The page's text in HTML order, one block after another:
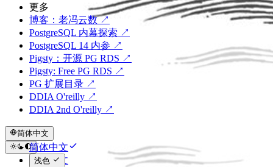
更多
博客：老冯云数 ↗
PostgreSQL 内幕探索 ↗
PostgreSQL 14 内参 ↗
Pigsty：开源 PG RDS ↗
Pigsty: Free PG RDS ↗
PG 扩展目录 ↗
DDIA O'reilly ↗
DDIA 2nd O'reilly ↗
简体中文
简体中文
繁体中文
浅色